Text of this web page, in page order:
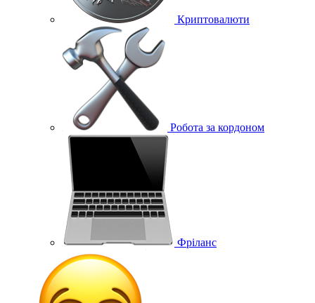
Криптовалюти
Робота за кордоном
Фріланс